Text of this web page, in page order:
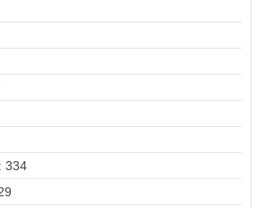
334